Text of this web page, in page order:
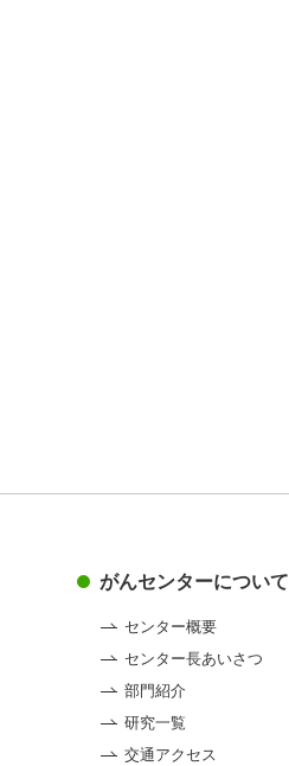
がんセンターについて
センター概要
センター長あいさつ
部門紹介
研究一覧
交通アクセス